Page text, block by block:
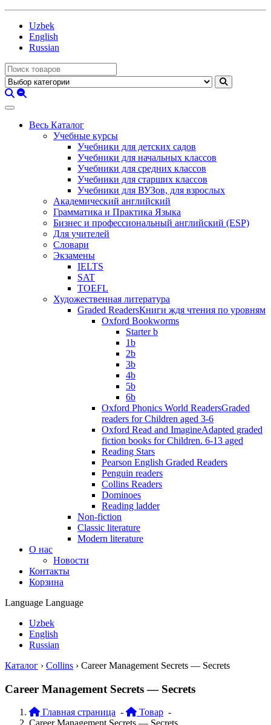
Uzbek
English
Russian
Весь Каталог
Учебные курсы
Учебники для детских садов
Учебники для начальных классов
Учебники для средних классов
Учебники для старших классов
Учебники для ВУЗов, для взрослых
Академический английский
Грамматика и Практика Языка
Бизнес и профессиональный английский (ESP)
Для учителей
Словари
Экзамены
IELTS
SAT
TOEFL
Художественная литература
Graded ReadersКниги ждя чтения по уровням
Oxford Bookworms
Starter b
1b
2b
3b
4b
5b
6b
Oxford Phonics World ReadersGraded
readers for Children aged 3-6
Oxford Read and ImagineAdapted graded
fiction books for Children. 6-13 aged
Reading Stars
Pearson English Graded Readers
Penguin readers
Collins Readers
Dominoes
Reading ladder
Non-fiction
Classic literature
Modern literature
О нас
Новости
Контакты
Корзина
Language Language
Uzbek
English
Russian
Каталог › Collins › Career Management Secrets — Secrets
Career Management Secrets — Secrets
Главная страница - Товар -